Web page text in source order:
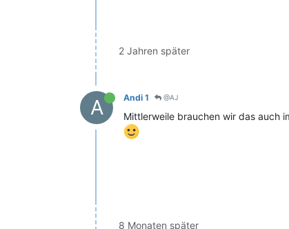
2 Jahren später
A Andi 1 @AJ
Mittlerweile brauchen wir das auch
8 Monaten später